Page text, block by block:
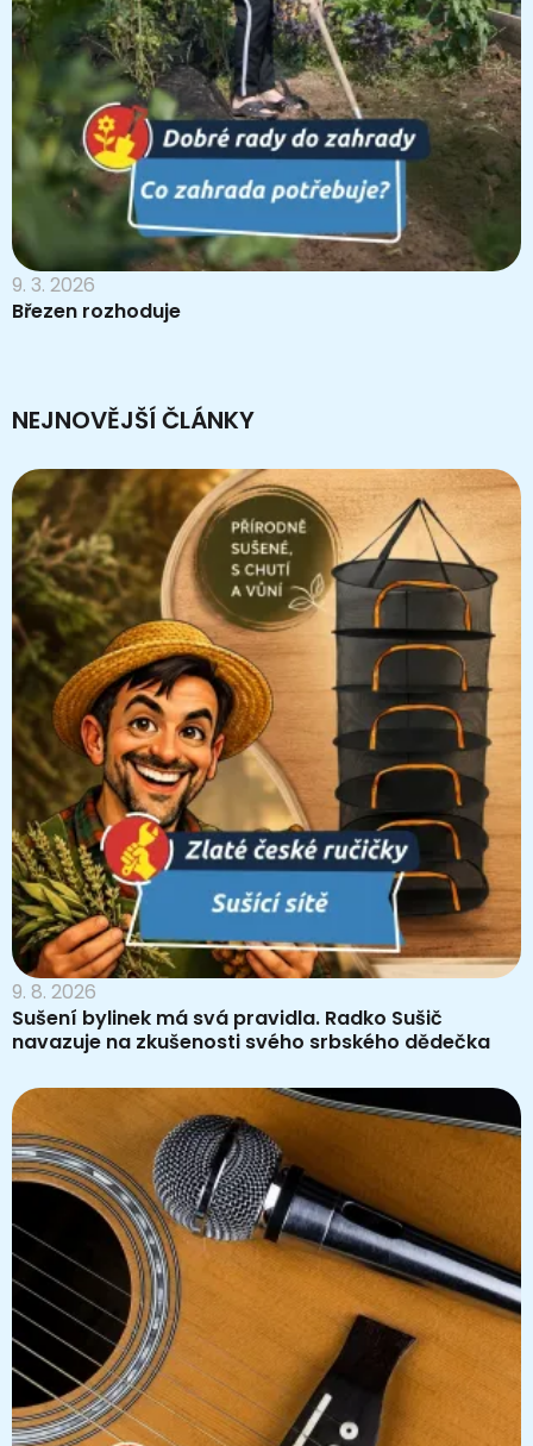
9. 3. 2026
Březen rozhoduje
NEJNOVĚJŠÍ ČLÁNKY
9. 8. 2026
Sušení bylinek má svá pravidla. Radko Sušič
navazuje na zkušenosti svého srbského dědečka